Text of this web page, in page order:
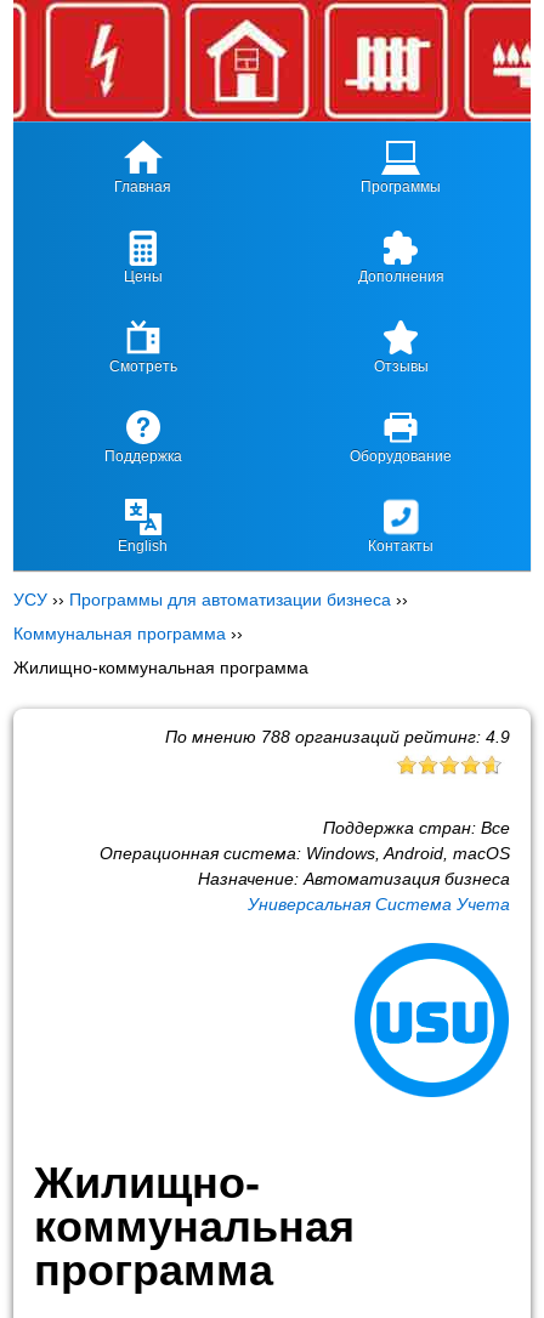
Главная Программы
Цены Дополнения
Смотреть Отзывы
Поддержка Оборудование
English Контакты
УСУ ›› Программы для автоматизации бизнеса ››
Коммунальная программа ››
Жилищно-коммунальная программа
По мнению 788организаций рейтинг: 4.9
Поддержка стран: Все
Операционная система: Windows, Android, macOS
Назначение: Автоматизация бизнеса
Универсальная Система Учета
Жилищно-
коммунальная
программа